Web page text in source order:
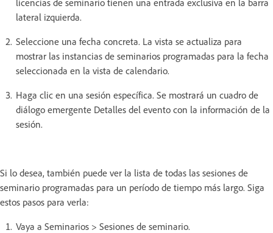
lateral izquierda.
Seleccione una fecha concreta. La vista se actualiza para
mostrar las instancias de seminarios programadas para la fecha
seleccionada en la vista de calendario.
Haga clic en una sesión específica. Se mostrará un cuadro de
diálogo emergente Detalles del evento con la información de la
sesión.
Si lo desea, también puede ver la lista de todas las sesiones de
seminario programadas para un período de tiempo más largo. Siga
estos pasos para verla:
Vaya a Seminarios > Sesiones de seminario.